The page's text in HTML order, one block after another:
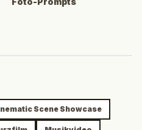
Scene Showcase